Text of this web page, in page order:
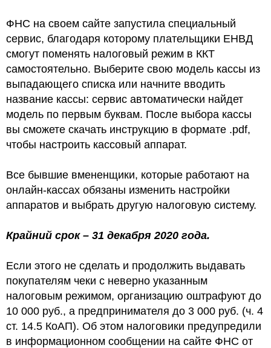
ФНС на своем сайте запустила специальный
сервис, благодаря которому плательщики ЕНВД
смогут поменять налоговый режим в ККТ
самостоятельно. Выберите свою модель кассы из
выпадающего списка или начните вводить
название кассы: сервис автоматически найдет
модель по первым буквам. После выбора кассы
вы сможете скачать инструкцию в формате .pdf,
чтобы настроить кассовый аппарат.
Все бывшие вмененщики, которые работают на
онлайн-кассах обязаны изменить настройки
аппаратов и выбрать другую налоговую систему.
Крайний срок – 31 декабря 2020 года.
Если этого не сделать и продолжить выдавать
покупателям чеки с неверно указанным
налоговым режимом, организацию оштрафуют до
10 000 руб., а предпринимателя до 3 000 руб. (ч. 4
ст. 14.5 КоАП). Об этом налоговики предупредили
в информационном сообщении на сайте ФНС от